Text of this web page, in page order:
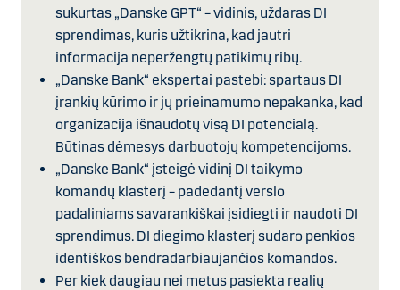
sukurtas „Danske GPT“ – vidinis, uždaras DI
sprendimas, kuris užtikrina, kad jautri
informacija neperžengtų patikimų ribų.
„Danske Bank“ ekspertai pastebi: spartaus DI
įrankių kūrimo ir jų prieinamumo nepakanka, kad
organizacija išnaudotų visą DI potencialą.
Būtinas dėmesys darbuotojų kompetencijoms.
„Danske Bank“ įsteigė vidinį DI taikymo
komandų klasterį – padedantį verslo
padaliniams savarankiškai įsidiegti ir naudoti DI
sprendimus. DI diegimo klasterį sudaro penkios
identiškos bendradarbiaujančios komandos.
Per kiek daugiau nei metus pasiekta realių